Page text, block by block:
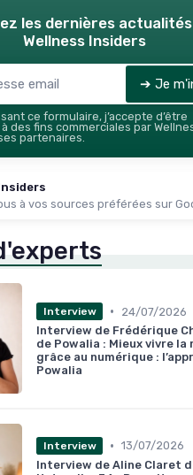
les dernières
Wellness Insiders
➔ Je
ce formulaire, j’accepte d’être
des fins commerciales par
partenaires.
à vos sources préférées sur
Interview •
24/07/2026
Interview de Frédérique
de Powalia : Mieux vivre la
grâce au numérique :
Powalia
Interview • 13/07/2026
Interview de Aline Claret